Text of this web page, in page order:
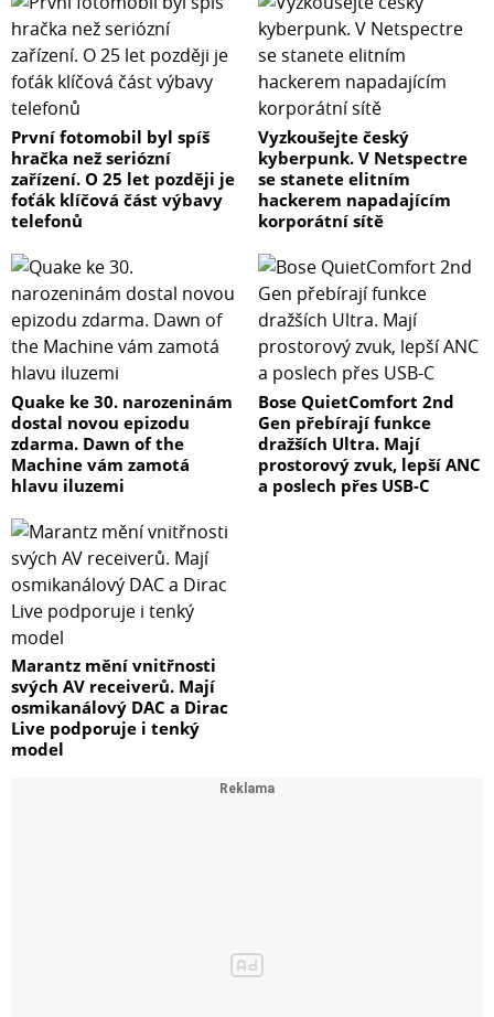
První fotomobil byl spíš
hračka než seriózní
zařízení. O 25 let později je
foťák klíčová část výbavy
telefonů
Vyzkoušejte český
kyberpunk. V Netspectre
se stanete elitním
hackerem napadajícím
korporátní sítě
Quake ke 30. narozeninám
dostal novou epizodu
zdarma. Dawn of the
Machine vám zamotá
hlavu iluzemi
Bose QuietComfort 2nd
Gen přebírají funkce
dražších Ultra. Mají
prostorový zvuk, lepší ANC
a poslech přes USB-C
Marantz mění vnitřnosti
svých AV receiverů. Mají
osmikanálový DAC a Dirac
Live podporuje i tenký
model